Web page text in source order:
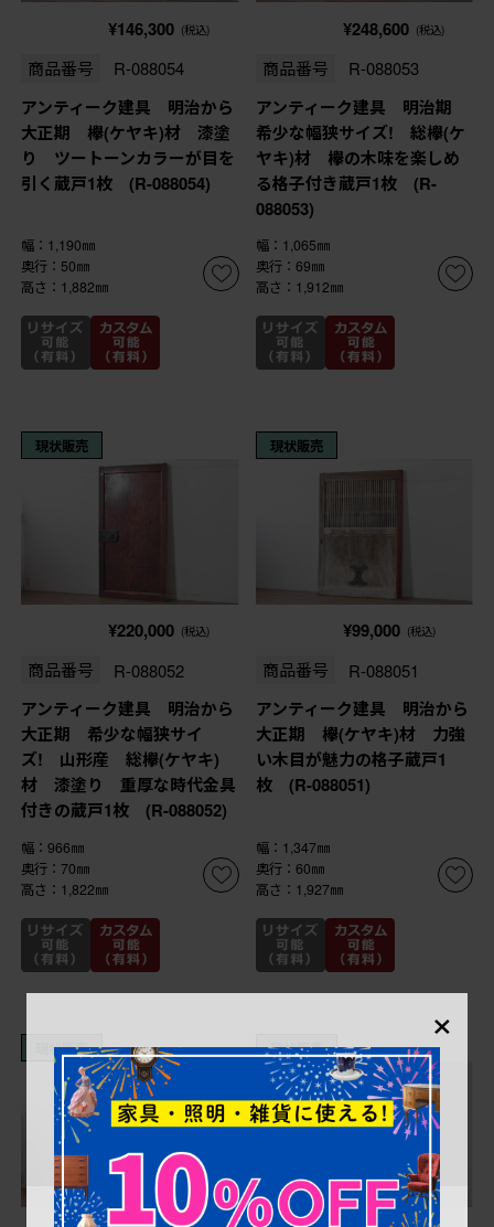
¥146,300 (税込)
商品番号 R-088054
アンティーク建具 明治から
大正期 欅(ケヤキ)材 漆塗
り ツートーンカラーが目を
引く蔵戸1枚 (R-088054)
幅：1,190㎜
奥行：50㎜
高さ：1,882㎜
¥248,600 (税込)
商品番号 R-088053
アンティーク建具 明治期
希少な幅狭サイズ! 総欅(ケ
ヤキ)材 欅の木味を楽しめ
る格子付き蔵戸1枚 (R-
088053)
幅：1,065㎜
奥行：69㎜
高さ：1,912㎜
現状販売
¥220,000 (税込)
商品番号 R-088052
アンティーク建具 明治から
大正期 希少な幅狭サイ
ズ! 山形産 総欅(ケヤキ)
材 漆塗り 重厚な時代金具
付きの蔵戸1枚 (R-088052)
幅：966㎜
奥行：70㎜
高さ：1,822㎜
現状販売
¥99,000 (税込)
商品番号 R-088051
アンティーク建具 明治から
大正期 欅(ケヤキ)材 力強
い木目が魅力の格子蔵戸1
枚 (R-088051)
幅：1,347㎜
奥行：60㎜
高さ：1,927㎜
現状販売 現状販売 ×